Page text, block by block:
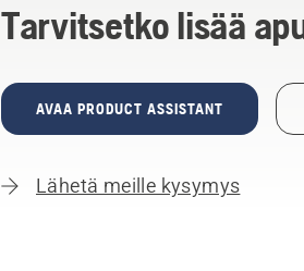
Tarvitsetko lisää
AVAA PRODUCT ASSISTANT
Lähetä meille kysymys